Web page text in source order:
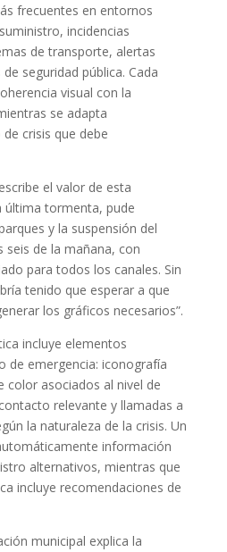
frecuentes en entornos
incidencias
de transporte, alertas
seguridad pública. Cada
visual con la
se adapta
crisis que debe
el valor de esta
última tormenta, pude
y la suspensión del
de la mañana, con
para todos los canales. Sin
tenido que esperar a que
los gráficos necesarios”.
incluye elementos
de emergencia: iconografía
color asociados al nivel de
relevante y llamadas a
la naturaleza de la crisis. Un
información
alternativos, mientras que
incluye recomendaciones de
municipal explica la